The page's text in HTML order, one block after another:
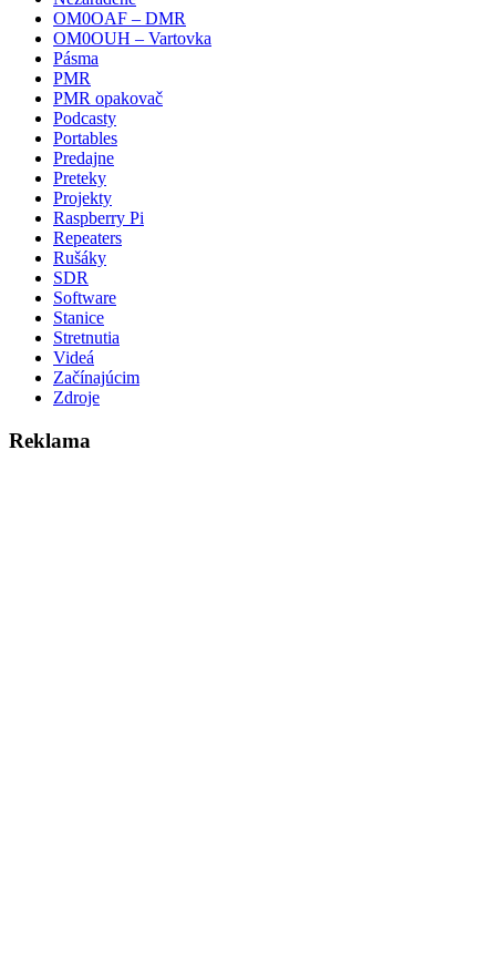
OM0OAF – DMR
OM0OUH – Vartovka
Pásma
PMR
PMR opakovač
Podcasty
Portables
Predajne
Preteky
Projekty
Raspberry Pi
Repeaters
Rušáky
SDR
Software
Stanice
Stretnutia
Videá
Začínajúcim
Zdroje
Reklama